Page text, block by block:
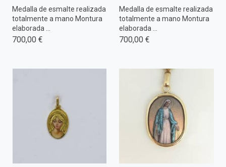
Medalla de esmalte realizada
totalmente a mano Montura
elaborada ...
700,00 €
Medalla de esmalte realizada
totalmente a mano Montura
elaborada ...
700,00 €